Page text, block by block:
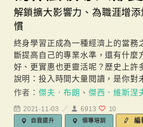
解鎖擴大影響力、為職涯增
慣
終身學習正成為一種經濟上的當務
斷提高自己的專業水準，還有什麼
好、更實惠也更靈活呢？歷史上許
說明：投入時間大量閱讀，是你對
作者： 傑夫．布朗 、 傑西．維斯涅
2021-11-03 ／ 6913 10
自我提升 領導培訓 編